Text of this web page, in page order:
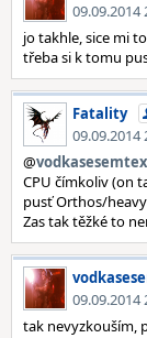
09.09.2014
jo takhle, sice mi
třeba si k tomu
Fatality
09.09.2014
@
CPU čímkoliv (on
pusť Orthos/
Zas tak těžké to
09.09.2014
tak nevyzkouším,